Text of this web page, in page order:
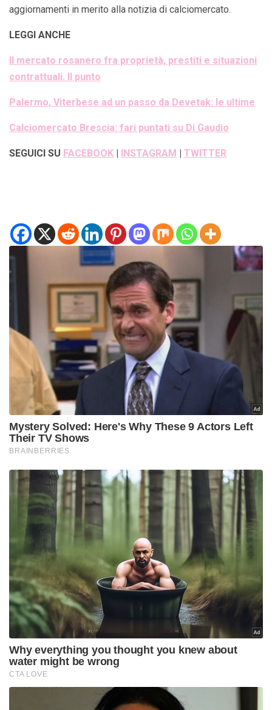
aggiornamenti in merito alla notizia di calciomercato.
LEGGI ANCHE
Il mercato rosanero fra proprietà, prestiti e situazioni
contrattuali. Il punto
Palermo, Viterbese ad un passo da Devetak: le ultime
Calciomercato Brescia: fari puntati su Di Gaudio
SEGUICI SU FACEBOOK INSTAGRAM TWITTER